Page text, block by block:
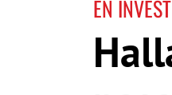
EN